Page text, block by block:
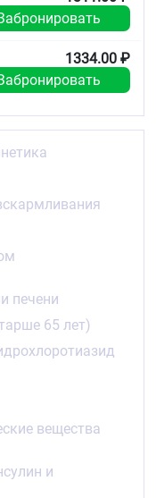
к любому из
или
печени
желчевыводящих
(клиренс
мин)
препаратами,
с
с умеренной
мин/1,73 м2
фермента (иАПФ)
нефропатией (см.
и «Особые
1334.00 ₽
печени
65 лет)
вещества
и